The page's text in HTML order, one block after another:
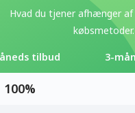
Hvad du tjener afhænger af
tilbud 3-
100%